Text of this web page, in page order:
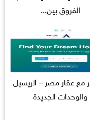
الفروق بين...
مع عقار مصر – الريسيل
والوحدات الجديدة